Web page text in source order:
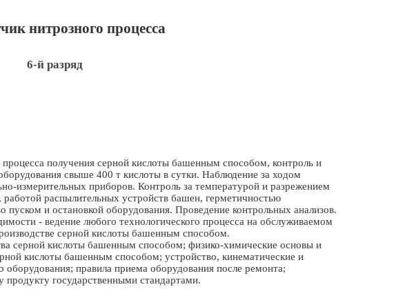
нитрозного процесса
6-й разряд
процесса получения серной кислоты башенным способом, контроль и
свыше 400 т кислоты в сутки. Наблюдение за ходом
измерительных приборов. Контроль за температурой и разрежением
работой распылительных устройств башен, герметичностью
пуском и остановкой оборудования. Проведение контрольных анализов.
- ведение любого технологического процесса на обслуживаемом
серной кислоты башенным способом.
серной кислоты башенным способом; физико-химические основы и
кислоты башенным способом; устройство, кинематические и
оборудования; правила приема оборудования после ремонта;
продукту государственными стандартами.